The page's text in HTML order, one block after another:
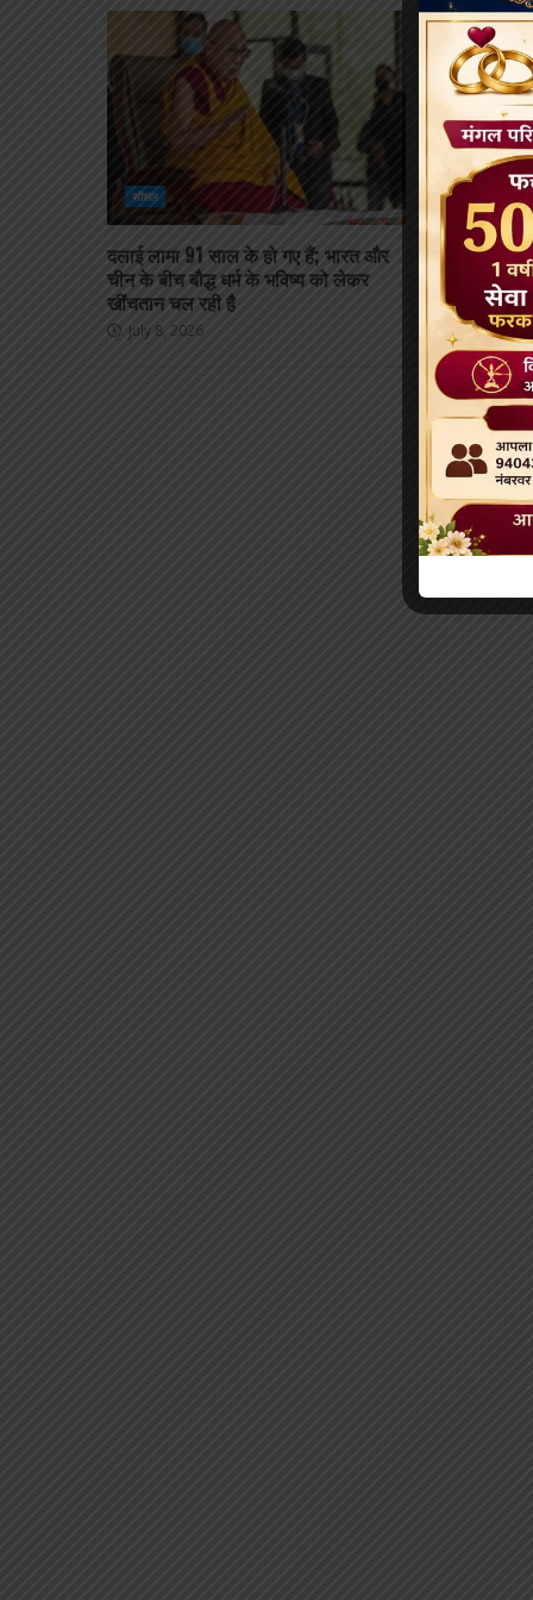
सोशल
दलाई लामा 91 साल के हो गए हैं; भारत और
चीन के बीच बौद्ध धर्म के भविष्य को लेकर
खींचतान चल रही है
July 8, 2026
बुद्ध पूर्णिमा
पूर्णिमा कैसे
April 21,